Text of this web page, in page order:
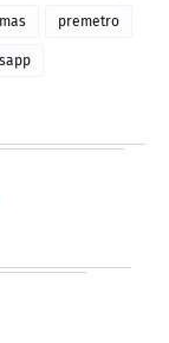
premetro